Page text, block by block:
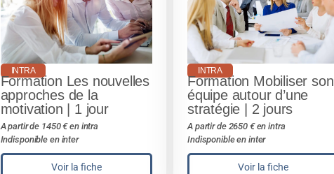
INTRA
Formation Les nouvelles
approches de la
motivation | 1 jour
A partir de 1450 € en intra
Indisponible en inter
Voir la fiche
INTRA
Formation Mobiliser son
équipe autour d’une
stratégie | 2 jours
A partir de 2650 € en intra
Indisponible en inter
Voir la fiche